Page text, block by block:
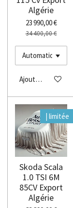
Algérie
23 990,00 €
34 400,00 €
Ajouter au panier
| limitée
Skoda Scala
1.0 TSI 6M
85CV Export
Algérie